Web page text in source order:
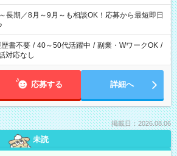
/財団法人/事務/コールセンター/受付/販売/カフェ
ツ販売/ホテルフロント/化粧品販売/など 様々な
て活躍されています♪
長期／8月～9月～も相談OK！応募から最短即日
歴書不要 / 40～50代活躍中 / 副業・WワークOK /
対応なし
応募する 詳細へ
掲載日：2026.08.06
未読